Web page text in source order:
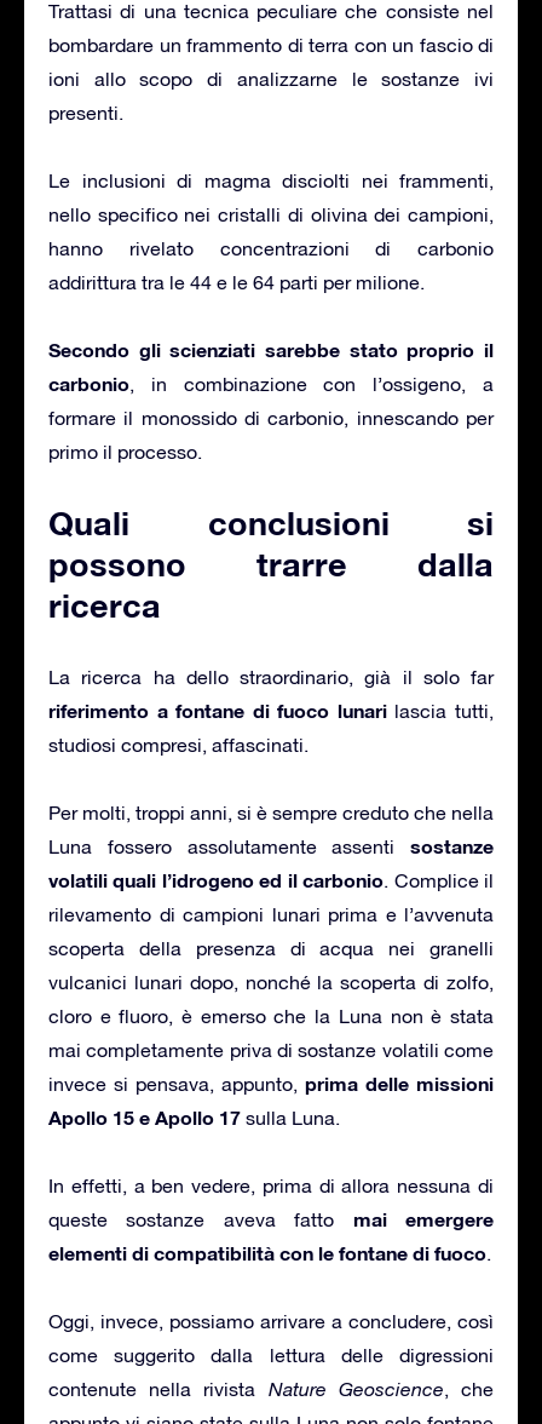
Trattasi di una tecnica peculiare che consiste nel
bombardare un frammento di terra con un fascio di
ioni allo scopo di analizzarne le sostanze ivi
presenti.
Le inclusioni di magma disciolti nei frammenti,
nello specifico nei cristalli di olivina dei campioni,
hanno rivelato concentrazioni di carbonio
addirittura tra le 44 e le 64 parti per milione.
Secondo gli scienziati sarebbe stato proprio il
carbonio, in combinazione con l’ossigeno, a
formare il monossido di carbonio, innescando per
primo il processo.
Quali conclusioni si
possono trarre dalla
ricerca
La ricerca ha dello straordinario, già il solo far
riferimento a fontane di fuoco lunarilascia tutti,
studiosi compresi, affascinati.
Per molti, troppi anni, si è sempre creduto che nella
Luna fossero assolutamente assenti sostanze
volatili quali l’idrogeno ed il carbonio. Complice il
rilevamento di campioni lunari prima e l’avvenuta
scoperta della presenza di acqua nei granelli
vulcanici lunari dopo, nonché la scoperta di zolfo,
cloro e fluoro, è emerso che la Luna non è stata
mai completamente priva di sostanze volatili come
invece si pensava, appunto, prima delle missioni
Apollo 15 e Apollo 17 sulla Luna.
In effetti, a ben vedere, prima di allora nessuna di
queste sostanze aveva fatto mai emergere
elementi di compatibilità con le fontane di fuoco.
Oggi, invece, possiamo arrivare a concludere, così
come suggerito dalla lettura delle digressioni
contenute nella rivista Nature Geoscience, che